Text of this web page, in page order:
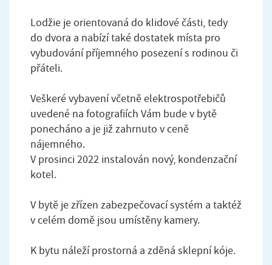
Lodžie je orientovaná do klidové části, tedy
do dvora a nabízí také dostatek místa pro
vybudování příjemného posezení s rodinou či
přáteli.
Veškeré vybavení včetně elektrospotřebičů
uvedené na fotografiích Vám bude v bytě
ponecháno a je již zahrnuto v ceně
nájemného.
V prosinci 2022 instalován nový, kondenzační
kotel.
V bytě je zřízen zabezpečovací systém a taktéž
v celém domě jsou umístěny kamery.
K bytu náleží prostorná a zděná sklepní kóje.